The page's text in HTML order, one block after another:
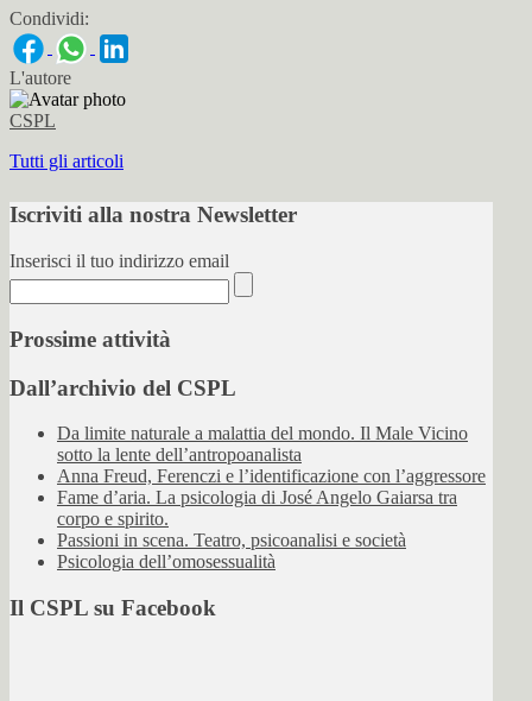
Condividi:
L'autore
CSPL
Tutti gli articoli
Iscriviti alla nostra Newsletter
Inserisci il tuo indirizzo email
Prossime attività
Dall’archivio del CSPL
Da limite naturale a malattia del mondo. Il Male Vicino
sotto la lente dell’antropoanalista
Anna Freud, Ferenczi e l’identificazione con l’aggressore
Fame d’aria. La psicologia di José Angelo Gaiarsa tra
corpo e spirito.
Passioni in scena. Teatro, psicoanalisi e società
Psicologia dell’omosessualità
Il CSPL su Facebook